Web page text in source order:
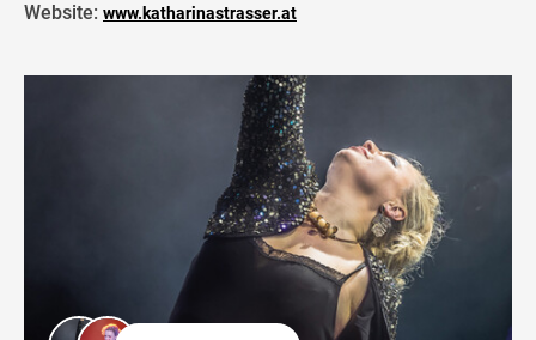
Website: www.katharinastrasser.at